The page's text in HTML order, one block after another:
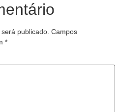
publicado. Campos
*